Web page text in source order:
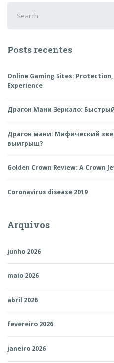
de
plano
negócios!
for:
Posts recentes
Online Gaming Sites:
Experience
Драгон Мани Зеркало:
Драгон мани: Мифический
выигрыш?
Golden Crown Review: A Crown
Coronavirus disease 2019
Arquivos
junho 2026
maio 2026
abril 2026
fevereiro 2026
janeiro 2026